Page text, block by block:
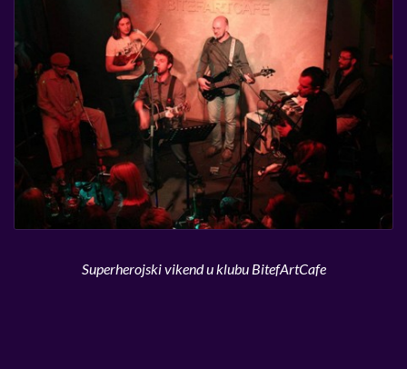
Superherojski vikend u klubu BitefArtCafe